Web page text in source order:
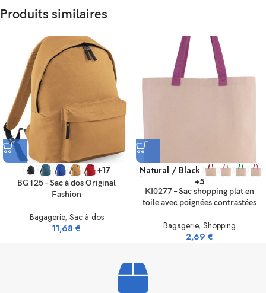
Produits similaires
+17
BG125 – Sac à dos Original
Fashion
Bagagerie, Sac à dos
11,68 €
Natural / Black
+5
KI0277 – Sac shopping plat en
toile avec poignées contrastées
Bagagerie, Shopping
2,69 €